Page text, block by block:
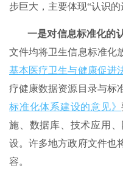
步巨大，主要体现“认识的
一是对信息标准化的
文件均将卫生信息标准化
基本医疗卫生与健康促进
疗健康数据资源目录与标
标准化体系建设的意见》
施、数据库、技术应用
设。许多地方政府文件也
容。